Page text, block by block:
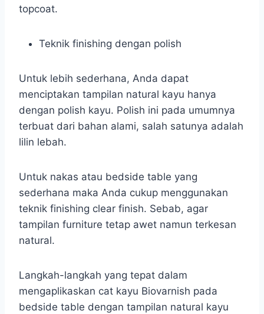
topcoat.
Teknik finishing dengan polish
Untuk lebih sederhana, Anda dapat
menciptakan tampilan natural kayu hanya
dengan polish kayu. Polish ini pada umumnya
terbuat dari bahan alami, salah satunya adalah
lilin lebah.
Untuk nakas atau bedside table yang
sederhana maka Anda cukup menggunakan
teknik finishing clear finish. Sebab, agar
tampilan furniture tetap awet namun terkesan
natural.
Langkah-langkah yang tepat dalam
mengaplikaskan cat kayu Biovarnish pada
bedside table dengan tampilan natural kayu